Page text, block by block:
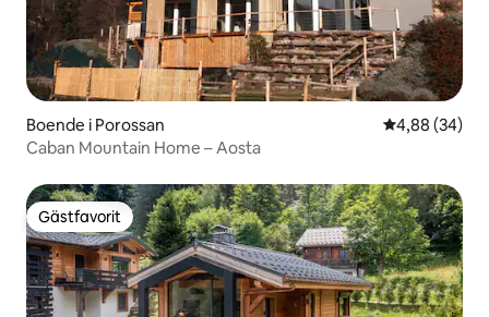
Boende i Porossan 4,88 av 5 i
4,88 (34)
Caban Mountain Home – Aosta
Gästfavorit
Gästfavorit